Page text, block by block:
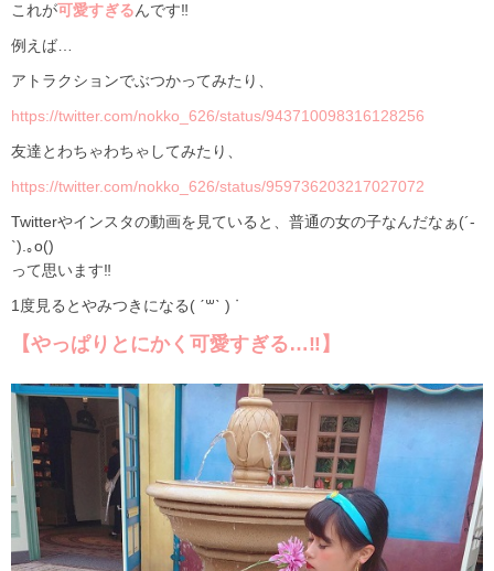
これが可愛すぎるんです‼
例えば…
アトラクションでぶつかってみたり、
https://twitter.com/nokko_626/status/943710098316128256
友達とわちゃわちゃしてみたり、
https://twitter.com/nokko_626/status/959736203217027072
Twitterやインスタの動画を見ていると、普通の女の子なんだなぁ(´-
`).｡o()
って思います‼
1度見るとやみつきになる( ˊ꒳ˋ ) ᐝ
【やっぱりとにかく可愛すぎる…‼】